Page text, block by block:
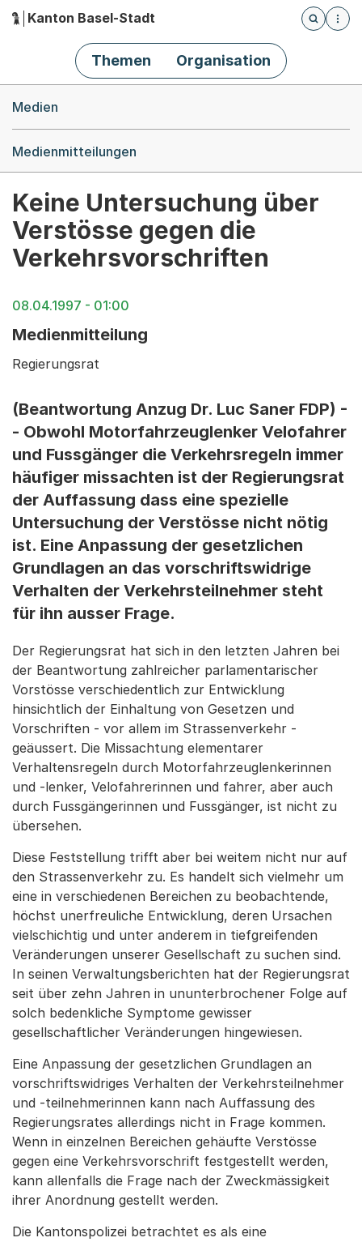
Hauptnavigation
Kanton Basel-Stadt
Öffnet
Themen Organisation
Medien
Medienmitteilungen
Keine Untersuchung über
Verstösse gegen die
Verkehrsvorschriften
08.04.1997 - 01:00
Medienmitteilung
Regierungsrat
(Beantwortung Anzug Dr. Luc Saner FDP) -
- Obwohl Motorfahrzeuglenker Velofahrer
und Fussgänger die Verkehrsregeln immer
häufiger missachten ist der Regierungsrat
der Auffassung dass eine spezielle
Untersuchung der Verstösse nicht nötig
ist. Eine Anpassung der gesetzlichen
Grundlagen an das vorschriftswidrige
Verhalten der Verkehrsteilnehmer steht
für ihn ausser Frage.
Der Regierungsrat hat sich in den letzten Jahren bei
der Beantwortung zahlreicher parlamentarischer
Vorstösse verschiedentlich zur Entwicklung
hinsichtlich der Einhaltung von Gesetzen und
Vorschriften - vor allem im Strassenverkehr -
geäussert. Die Missachtung elementarer
Verhaltensregeln durch Motorfahrzeuglenkerinnen
und -lenker, Velofahrerinnen und fahrer, aber auch
durch Fussgängerinnen und Fussgänger, ist nicht zu
übersehen.
Diese Feststellung trifft aber bei weitem nicht nur auf
den Strassenverkehr zu. Es handelt sich vielmehr um
eine in verschiedenen Bereichen zu beobachtende,
höchst unerfreuliche Entwicklung, deren Ursachen
vielschichtig und unter anderem in tiefgreifenden
Veränderungen unserer Gesellschaft zu suchen sind.
In seinen Verwaltungsberichten hat der Regierungsrat
seit über zehn Jahren in ununterbrochener Folge auf
solch bedenkliche Symptome gewisser
gesellschaftlicher Veränderungen hingewiesen.
Eine Anpassung der gesetzlichen Grundlagen an
vorschriftswidriges Verhalten der Verkehrsteilnehmer
und -teilnehmerinnen kann nach Auffassung des
Regierungsrates allerdings nicht in Frage kommen.
Wenn in einzelnen Bereichen gehäufte Verstösse
gegen eine Verkehrsvorschrift festgestellt werden,
kann allenfalls die Frage nach der Zweckmässigkeit
ihrer Anordnung gestellt werden.
Die Kantonspolizei betrachtet es als eine